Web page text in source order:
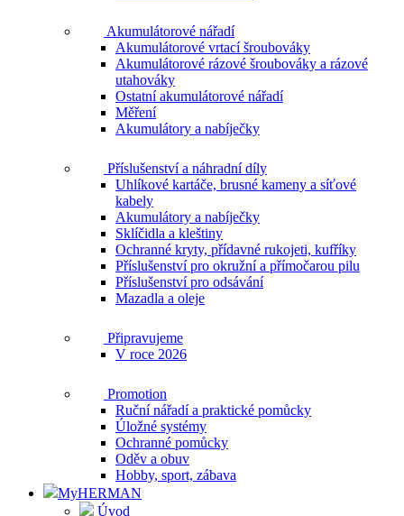
Akumulátorové nářadí
Akumulátorové vrtací šroubováky
Akumulátorové rázové šroubováky a rázové
utahováky
Ostatní akumulátorové nářadí
Měření
Akumulátory a nabíječky
Příslušenství a náhradní díly
Uhlíkové kartáče, brusné kameny a síťové
kabely
Akumulátory a nabíječky
Sklíčidla a kleštiny
Ochranné kryty, přídavné rukojeti, kufříky
Příslušenství pro okružní a přímočarou pilu
Příslušenství pro odsávání
Mazadla a oleje
Připravujeme
V roce 2026
Promotion
Ruční nářadí a praktické pomůcky
Úložné systémy
Ochranné pomůcky
Oděv a obuv
Hobby, sport, zábava
MyHERMAN
Úvod